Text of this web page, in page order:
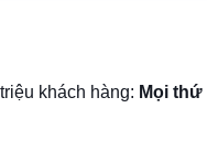
khách hàng: Mọi thứ